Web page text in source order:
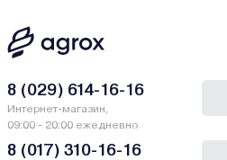
8 (029) 614-16-16
Интернет-магазин,
09:00 - 20:00 ежедневно
8 (017) 310-16-16